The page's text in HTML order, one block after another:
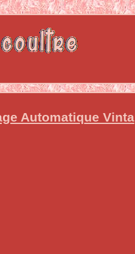
Automatique Vinta